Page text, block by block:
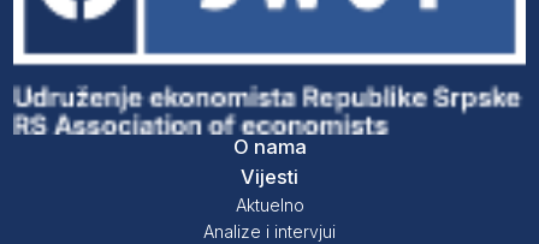
O nama
Vijesti
Aktuelno
Analize i intervjui